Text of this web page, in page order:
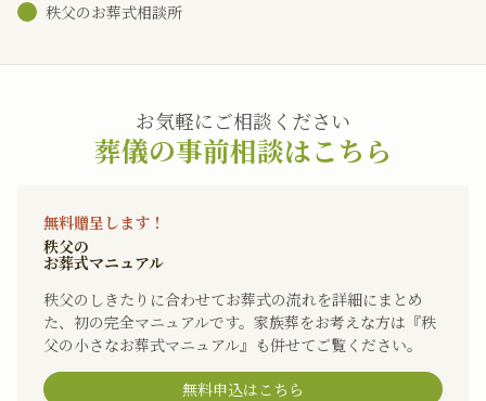
秩父のお葬式相談所
お気軽にご相談ください
葬儀の事前相談はこちら
無料贈呈します！
秩父の
お葬式マニュアル
秩父のしきたりに合わせてお葬式の流れを詳細にまとめ
た、初の完全マニュアルです。家族葬をお考えな方は『秩
父の小さなお葬式マニュアル』も併せてご覧ください。
無料申込はこちら